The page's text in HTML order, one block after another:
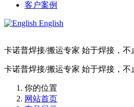
客户案例
English
卡诺普焊接/搬运专家 始于焊接，不
卡诺普焊接/搬运专家 始于焊接，不
你的位置
网站首页